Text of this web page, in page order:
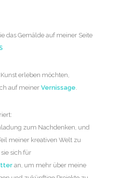
das Gemälde auf meiner Seite
erleben möchten,
auf meiner Vernissage.
zum Nachdenken, und
meiner kreativen Welt zu
sich für
an, um mehr über meine